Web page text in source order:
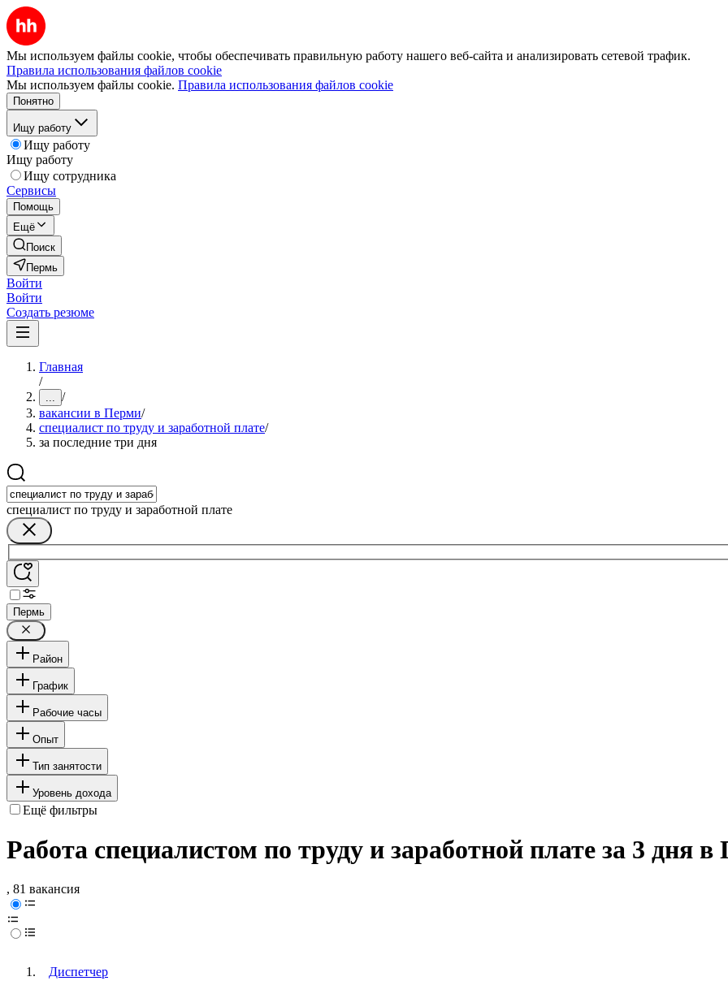
Мы используем файлы cookie, чтобы обеспечивать правильную работу нашего веб-сайта и анализировать сетевой трафик.
Правила использования файлов cookie
Мы используем файлы cookie. Правила использования файлов cookie
Понятно
Ищу работу
Ищу работу
Ищу работу
Ищу сотрудника
Сервисы
Помощь
Ещё
Поиск
Пермь
Войти
Войти
Создать резюме
Главная
/
... /
вакансии в Перми/
специалист по труду и заработной плате/
за последние три дня
специалист по труду и заработной плате
Пермь
Район
График
Рабочие часы
Опыт
Тип занятости
Уровень дохода
Ещё фильтры
Работа специалистом по труду и заработной плате за 3 дня
, 81 вакансия
Диспетчер